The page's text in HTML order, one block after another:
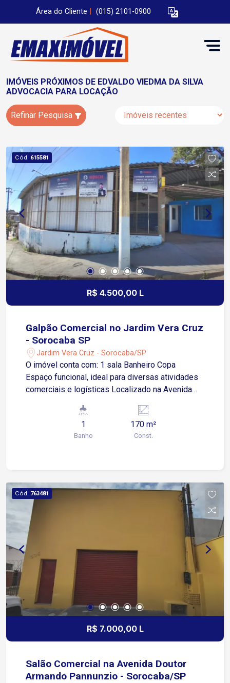
Área do Cliente (015) 2101-0900
IMÓVEIS PRÓXIMOS DE EDVALDO VIEDMA DA SILVA
ADVOCACIA PARA LOCAÇÃO
Refinar Pesquisa
Cód. 615581
R$ 4.500,00 L
Galpão Comercial no Jardim Vera Cruz
- Sorocaba SP
Jardim Vera Cruz - Sorocaba/SP
O imóvel conta com: 1 sala Banheiro Copa
Espaço funcional, ideal para diversas atividades
comerciais e logísticas Localizado na Avenida
rápido acesso a importantes avenidas e rodovias
Distâncias aproximadas: 2 minutos da Avenida
General Carneiro 1 minuto da Avenida Santa Cruz
esquina, com ótima visibilidade e fácil acesso às
principais vias da cidade.
1
Banho
170 m²
Const.
Cód. 763481
R$ 7.000,00 L
Salão Comercial na Avenida Doutor
Armando Pannunzio - Sorocaba/SP